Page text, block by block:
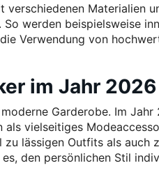
verschiedenen Materialien
werden beispielsweise
Verwendung von
im Jahr
Garderobe. Im
vielseitiges
zu lässigen Outfits als
den persönlichen Stil